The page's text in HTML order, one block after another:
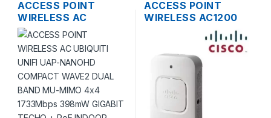
ACCESS POINT
WIRELESS AC
UBIQUITI UNIFI UAP-
NANOHD COMPACT
WAVE2 DUAL BAND
MU-MIMO 4×4
1733MBPS 398MW
GIGABIT TECHO +
POE INDOOR
ACCESS POINT
WIRELESS AC1200
CISCO SMB WAP361-
A-K9 DUAL BAND
1200MBPS GIGABIT
SOPORTE POE